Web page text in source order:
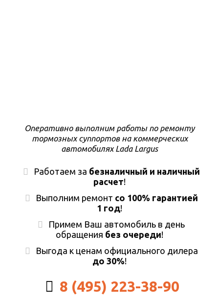
Оперативно выполним работы по ремонту
тормозных суппортов на коммерческих
автомобилях Lada Largus
Работаем за безналичный и наличный
расчет!
Выполним ремонт со 100% гарантией
1 год!
Примем Ваш автомобиль в день
обращения без очереди!
Выгода к ценам официального дилера
до 30%!
8 (495) 223-38-90